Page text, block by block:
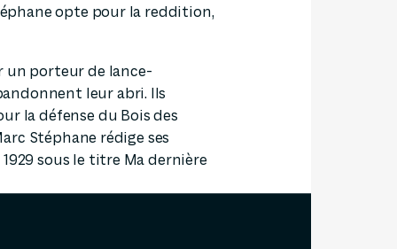
opte pour la reddition,
un porteur de lance-
leur abri. Ils
la défense du Bois des
Stéphane rédige ses
sous le titre Ma dernière